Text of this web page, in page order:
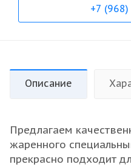
+7
Описание
Предлагаем
жаренного
прекрасно подходит